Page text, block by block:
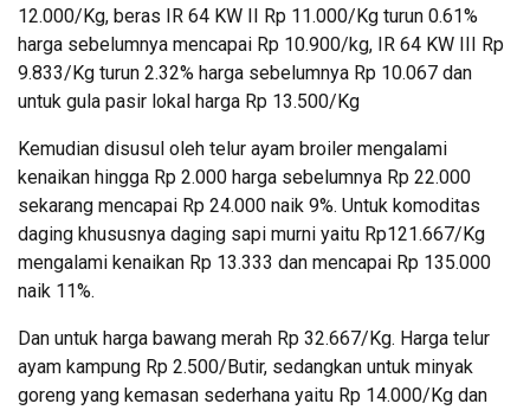
12.000/Kg, beras IR 64 KW II Rp 11.000/Kg turun 0.61%
harga sebelumnya mencapai Rp 10.900/kg, IR 64 KW III Rp
9.833/Kg turun 2.32% harga sebelumnya Rp 10.067 dan
untuk gula pasir lokal harga Rp 13.500/Kg
Kemudian disusul oleh telur ayam broiler mengalami
kenaikan hingga Rp 2.000 harga sebelumnya Rp 22.000
sekarang mencapai Rp 24.000 naik 9%. Untuk komoditas
daging khususnya daging sapi murni yaitu Rp121.667/Kg
mengalami kenaikan Rp 13.333 dan mencapai Rp 135.000
naik 11%.
Dan untuk harga bawang merah Rp 32.667/Kg. Harga telur
ayam kampung Rp 2.500/Butir, sedangkan untuk minyak
goreng yang kemasan sederhana yaitu Rp 14.000/Kg dan